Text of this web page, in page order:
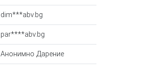
dim***abv.bg
par****abv.bg
Анонимно Дарение